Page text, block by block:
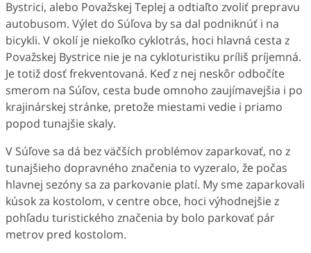
Bystrici, alebo Považskej Teplej a odtiaľto zvoliť prepravu
autobusom. Výlet do Súľova by sa dal podniknúť i na
bicykli. V okolí je niekoľko cyklotrás, hoci hlavná cesta z
Považskej Bystrice nie je na cykloturistiku príliš príjemná.
Je totiž dosť frekventovaná. Keď z nej neskôr odbočíte
smerom na Súľov, cesta bude omnoho zaujímavejšia i po
krajinárskej stránke, pretože miestami vedie i priamo
popod tunajšie skaly.
V Súľove sa dá bez väčších problémov zaparkovať, no z
tunajšieho dopravného značenia to vyzeralo, že počas
hlavnej sezóny sa za parkovanie platí. My sme zaparkovali
kúsok za kostolom, v centre obce, hoci výhodnejšie z
pohľadu turistického značenia by bolo parkovať pár
metrov pred kostolom.